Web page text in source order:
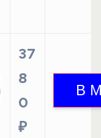
37
8
0
₽